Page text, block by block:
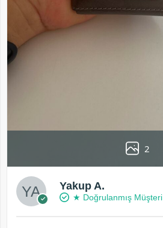
2
Yakup A.
★ Doğrulanmış Müşteri